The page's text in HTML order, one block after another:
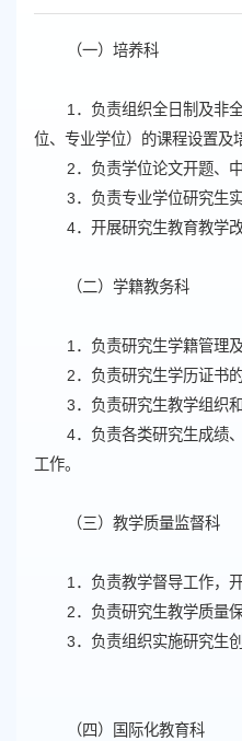
（一）培养科
1．负责组织全日制及非
位、专业学位）的课程设置及
2．负责学位论文开题、
3．负责专业学位研究生
4．开展研究生教育教学
（二）学籍教务科
1．负责研究生学籍管理
2．负责研究生学历证书
3．负责研究生教学组织
4．负责各类研究生成绩
工作。
（三）教学质量监督科
1．负责教学督导工作，
2．负责研究生教学质量
3．负责组织实施研究生
（四）国际化教育科